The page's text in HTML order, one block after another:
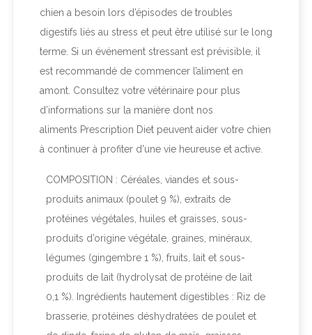
chien a besoin lors d’épisodes de troubles
digestifs liés au stress et peut être utilisé sur le long
terme. Si un événement stressant est prévisible, il
est recommandé de commencer l’aliment en
amont. Consultez votre vétérinaire pour plus
d’informations sur la manière dont nos
aliments Prescription Diet peuvent aider votre chien
à continuer à profiter d'une vie heureuse et active.
COMPOSITION : Céréales, viandes et sous-
produits animaux (poulet 9 %), extraits de
protéines végétales, huiles et graisses, sous-
produits d’origine végétale, graines, minéraux,
légumes (gingembre 1 %), fruits, lait et sous-
produits de lait (hydrolysat de protéine de lait
0,1 %). Ingrédients hautement digestibles : Riz de
brasserie, protéines déshydratées de poulet et